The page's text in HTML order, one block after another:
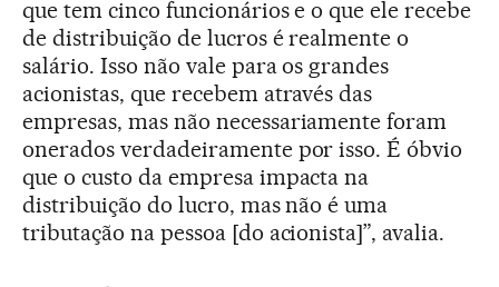
que tem cinco funcionários e o que ele recebe
de distribuição de lucros é realmente o
salário. Isso não vale para os grandes
acionistas, que recebem através das
empresas, mas não necessariamente foram
onerados verdadeiramente por isso. É óbvio
que o custo da empresa impacta na
distribuição do lucro, mas não é uma
tributação na pessoa [do acionista]”, avalia.